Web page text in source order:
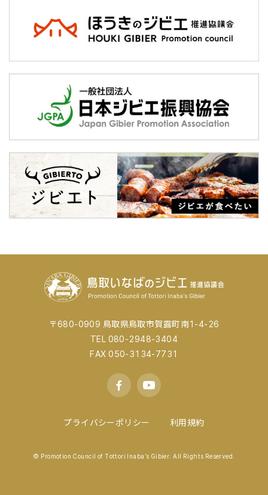
〒680-0909 鳥取県鳥取市賀露町南1-4-26
TEL 080-2948-3404
FAX 050-3134-7731
プライバシーポリシー 利用規約
© Promotion Council of Tottori Inaba’s Gibier. All Rights Reserved.